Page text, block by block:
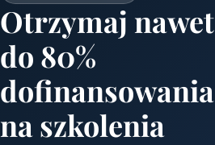
Otrzymaj nawet
do 80%
dofinansowania
na szkolenia